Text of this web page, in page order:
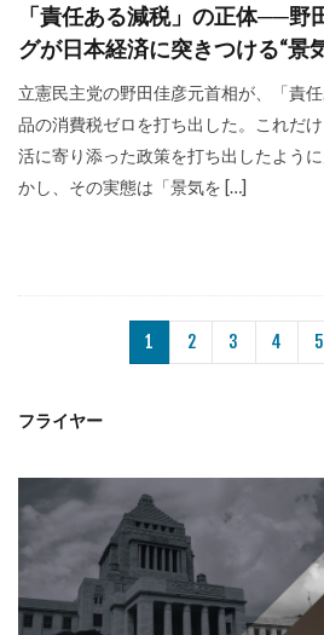
「責任ある減税」の正体──野
グが日本経済に突きつける“景
立憲民主党の野田佳彦元首相が、「責
品の消費税ゼロを打ち出した。これだ
活に寄り添った政策を打ち出したよう
かし、その実態は「景気を […]
1 2 3 4 5
フライヤー